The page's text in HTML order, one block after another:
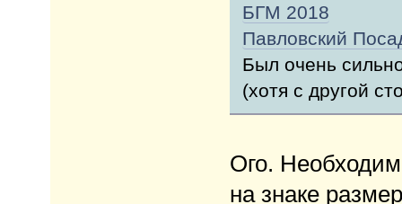
БГМ 2018
Павловский
Был очень
(хотя с другой
Ого.
на знаке